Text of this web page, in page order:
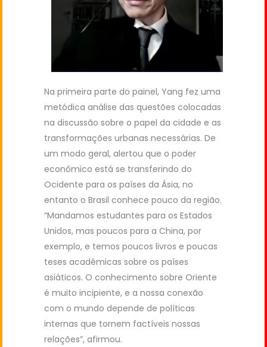
Na primeira parte do painel, Yang fez uma
metódica análise das questões colocadas
na discussão sobre o papel da cidade e as
transformações urbanas necessárias. De
um modo geral, alertou que o poder
econômico está se transferindo do
Ocidente para os países da Ásia, no
entanto o Brasil conhece pouco da região.
“Mandamos estudantes para os Estados
Unidos, mas poucos para a China, por
exemplo, e temos poucos livros e poucas
teses acadêmicas sobre os países
asiáticos. O conhecimento sobre Oriente
é muito incipiente, e a nossa conexão
com o mundo depende de políticas
internas que tornem factíveis nossas
relações”, afirmou.